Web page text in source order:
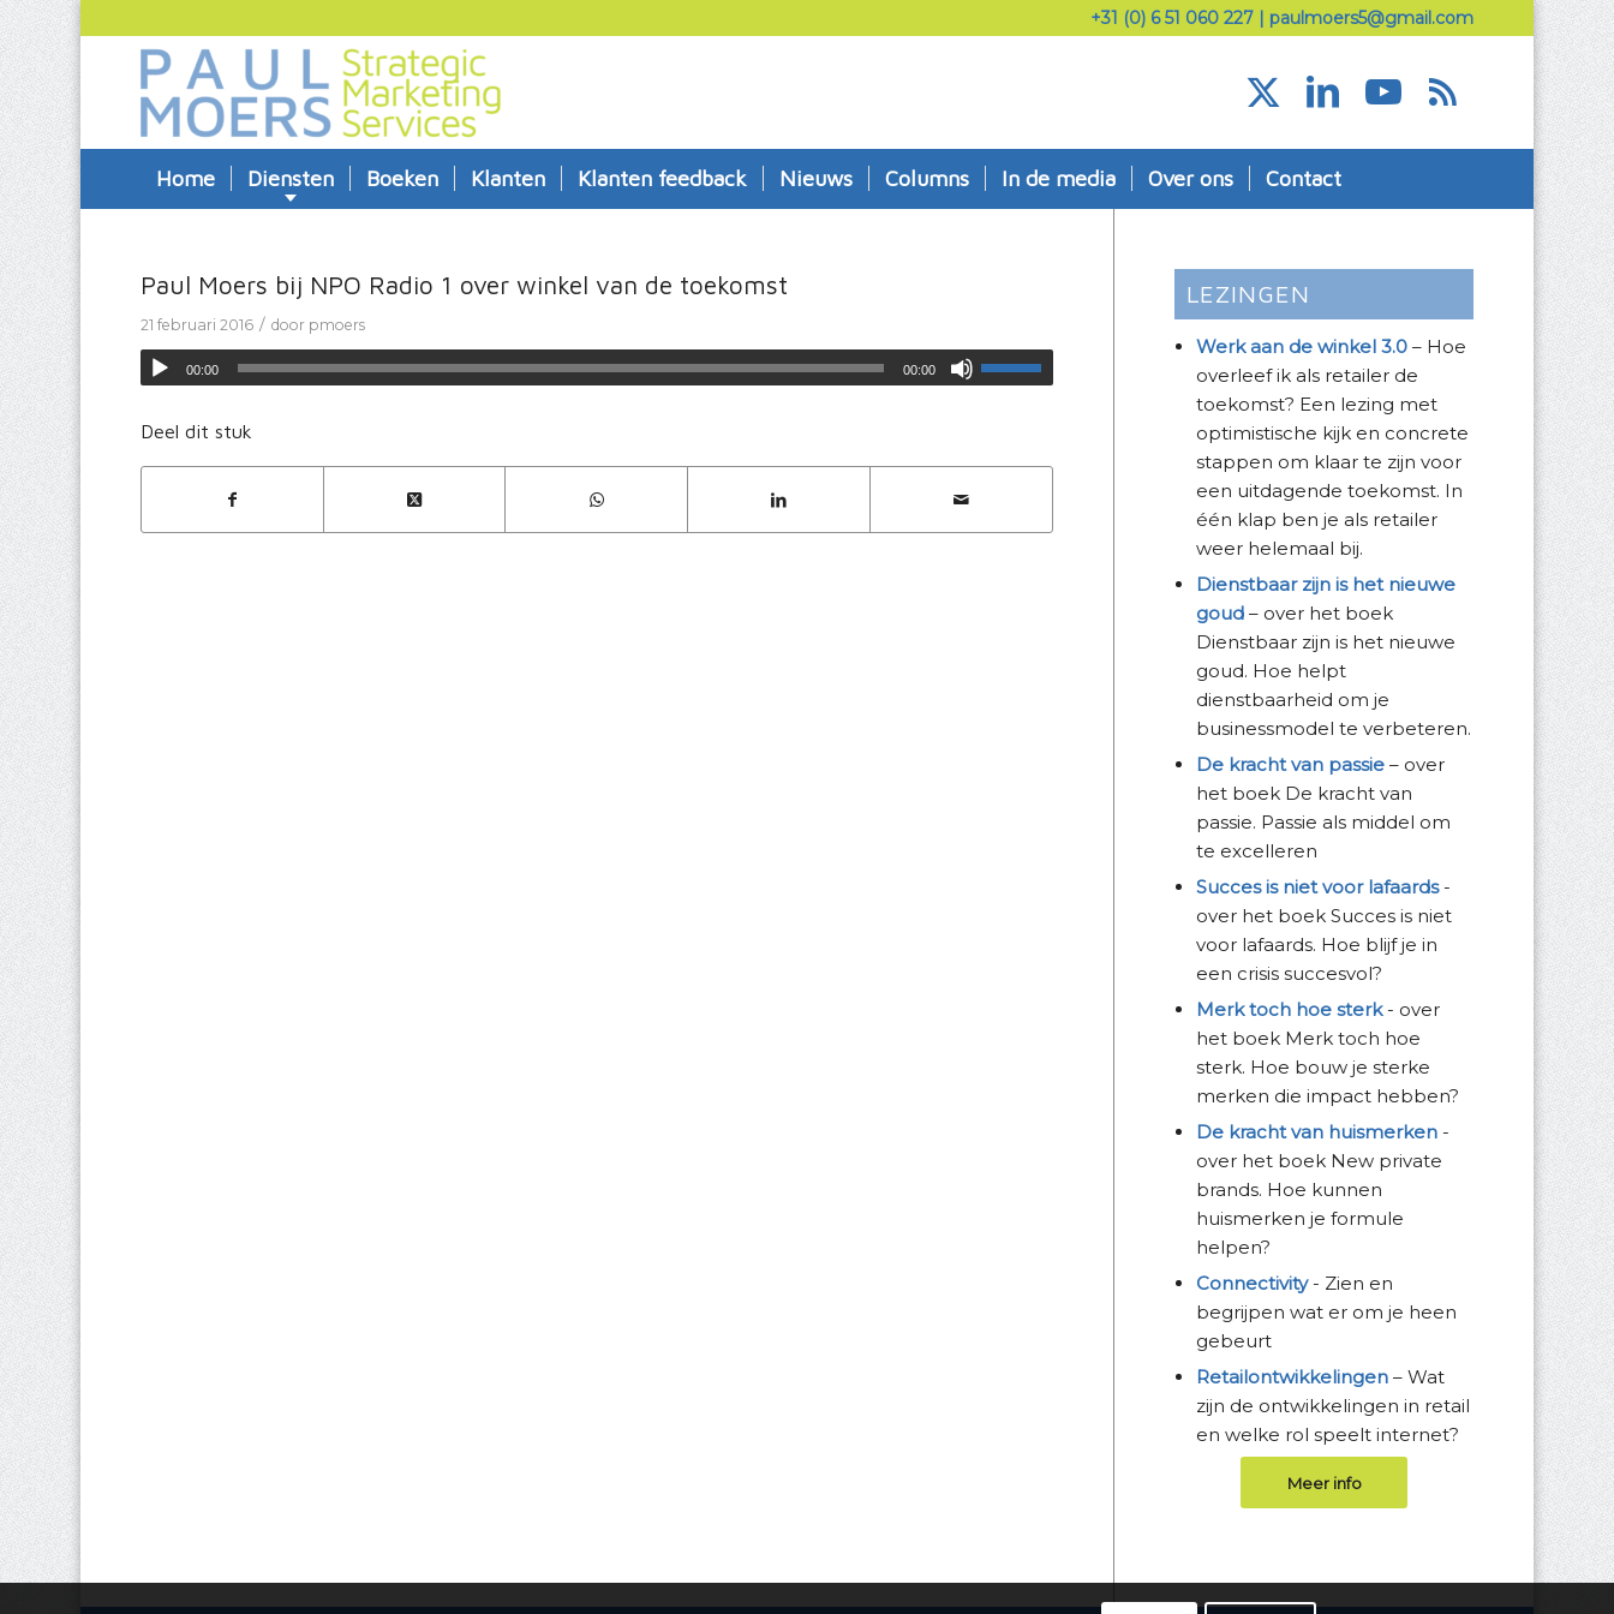
+31 (0) 6 51 060 227| paulmoers5@gmail.com
Home Diensten Boeken Klanten Klanten feedback Nieuws Columns In de media Over ons Contact
Paul Moers bij NPO Radio 1 over winkel van de toekomst
21 februari 2016 / door pmoers
00:00 00:00
Deel dit stuk
LEZINGEN
Werk aan de winkel 3.0 – Hoe
overleef ik als retailer de
toekomst? Een lezing met
optimistische kijk en concrete
stappen om klaar te zijn voor
een uitdagende toekomst. In
één klap ben je als retailer
weer helemaal bij.
Dienstbaar zijn is het nieuwe
goud – over het boek
Dienstbaar zijn is het nieuwe
goud. Hoe helpt
dienstbaarheid om je
businessmodel te verbeteren.
De kracht van passie – over
het boek De kracht van
passie. Passie als middel om
te excelleren
Succes is niet voor lafaards-
over het boek Succes is niet
voor lafaards. Hoe blijf je in
een crisis succesvol?
Merk toch hoe sterk- over
het boek Merk toch hoe
sterk. Hoe bouw je sterke
merken die impact hebben?
De kracht van huismerken -
over het boek New private
brands. Hoe kunnen
huismerken je formule
helpen?
Connectivity- Zien en
begrijpen wat er om je heen
gebeurt
Retailontwikkelingen – Wat
zijn de ontwikkelingen in retail
en welke rol speelt internet?
Meer info